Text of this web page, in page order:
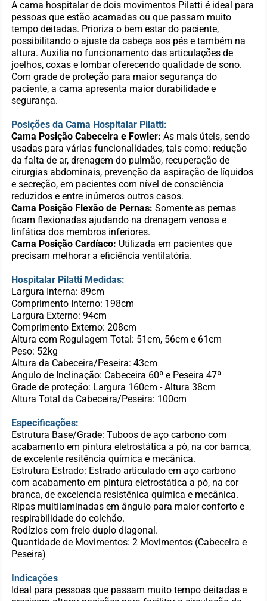
A cama hospitalar de dois movimentos Pilatti é ideal para
pessoas que estão acamadas ou que passam muito
tempo deitadas. Prioriza o bem estar do paciente,
possibilitando o ajuste da cabeça aos pés e também na
altura. Auxilia no funcionamento das articulações de
joelhos, coxas e lombar oferecendo qualidade de sono.
Com grade de proteção para maior segurança do
paciente, a cama apresenta maior durabilidade e
segurança.
Posições da Cama Hospitalar Pilatti:
Cama Posição Cabeceira e Fowler:As mais úteis, sendo
usadas para várias funcionalidades, tais como: redução
da falta de ar, drenagem do pulmão, recuperação de
cirurgias abdominais, prevenção da aspiração de líquidos
e secreção, em pacientes com nível de consciência
reduzidos e entre inúmeros outros casos.
Cama Posição Flexão de Pernas: Somente as pernas
ficam flexionadas ajudando na drenagem venosa e
linfática dos membros inferiores.
Cama Posição Cardíaco: Utilizada em pacientes que
precisam melhorar a eficiência ventilatória.
Hospitalar Pilatti Medidas:
Largura Interna: 89cm
Comprimento Interno: 198cm
Largura Externo: 94cm
Comprimento Externo: 208cm
Altura com Rogulagem Total: 51cm, 56cm e 61cm
Peso: 52kg
Altura da Cabeceira/Peseira: 43cm
Angulo de Inclinação: Cabeceira 60º e Peseira 47º
Grade de proteção: Largura 160cm - Altura 38cm
Altura Total da Cabeceira/Peseira: 100cm
Especificações:
Estrutura Base/Grade: Tuboos de aço carbono com
acabamento em pintura eletrostática a pó, na cor barnca,
de excelente resitência química e mecânica.
Estrutura Estrado: Estrado articulado em aço carbono
com acabamento em pintura eletrostática a pó, na cor
branca, de excelencia resistênica química e mecânica.
Ripas multilaminadas em ângulo para maior conforto e
respirabilidade do colchão.
Rodízios com freio duplo diagonal.
Quantidade de Movimentos: 2 Movimentos (Cabeceira e
Peseira)
Indicações
Ideal para pessoas que passam muito tempo deitadas e